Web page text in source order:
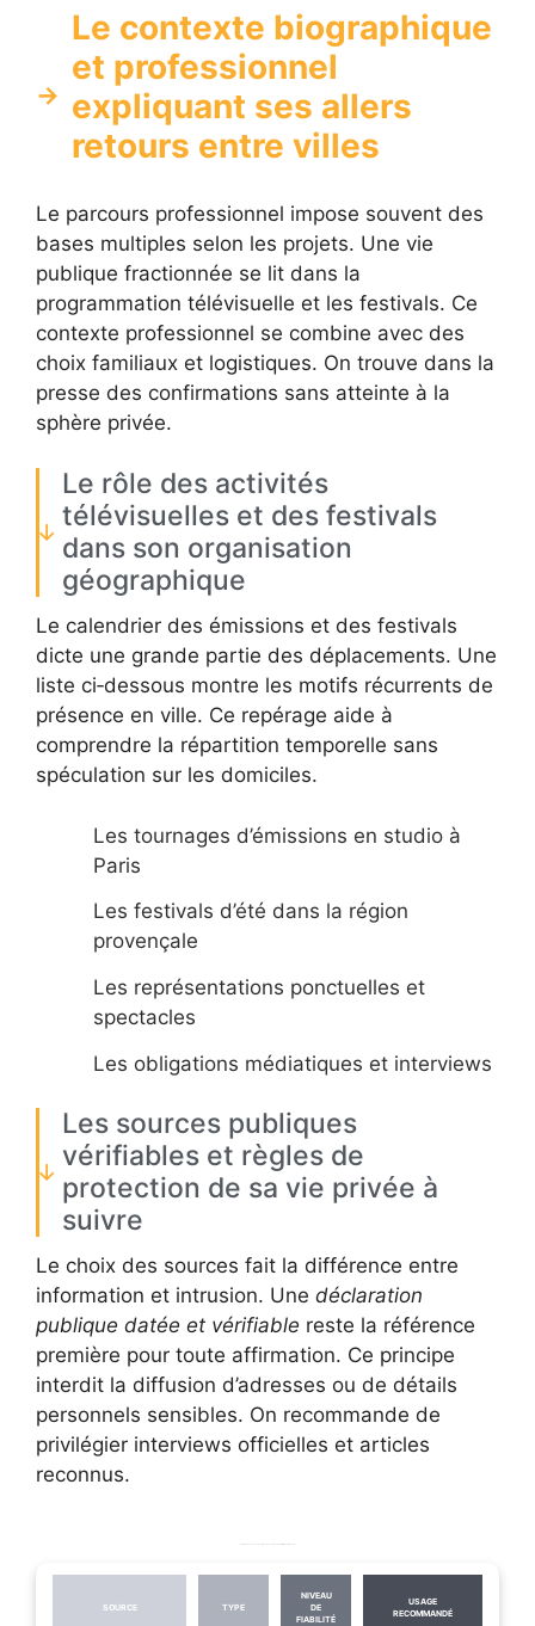
Le contexte biographique
et professionnel
expliquant ses allers
retours entre villes
Le parcours professionnel impose souvent des
bases multiples selon les projets. Une vie
publique fractionnée se lit dans la
programmation télévisuelle et les festivals. Ce
contexte professionnel se combine avec des
choix familiaux et logistiques. On trouve dans la
presse des confirmations sans atteinte à la
sphère privée.
Le rôle des activités
télévisuelles et des festivals
dans son organisation
géographique
Le calendrier des émissions et des festivals
dicte une grande partie des déplacements. Une
liste ci‑dessous montre les motifs récurrents de
présence en ville. Ce repérage aide à
comprendre la répartition temporelle sans
spéculation sur les domiciles.
Les tournages d’émissions en studio à
Paris
Les festivals d’été dans la région
provençale
Les représentations ponctuelles et
spectacles
Les obligations médiatiques et interviews
Les sources publiques
vérifiables et règles de
protection de sa vie privée à
suivre
Le choix des sources fait la différence entre
information et intrusion. Une déclaration
publique datée et vérifiable reste la référence
première pour toute affirmation. Ce principe
interdit la diffusion d’adresses ou de détails
personnels sensibles. On recommande de
privilégier interviews officielles et articles
reconnus.
SOURCE TYPE
NIVEAU
DE
FIABILITÉ
USAGE
RECOMMANDÉ